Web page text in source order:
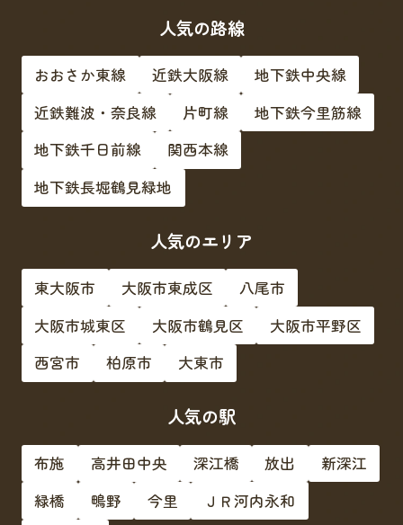
人気の路線
おおさか東線 近鉄大阪線
地下鉄中央線
近鉄難波・奈良線
片町線
地下鉄今里筋線
地下鉄千日前線
関西本線
地下鉄長堀鶴見緑地
人気のエリア
東大阪市 大阪市東成区
八尾市
大阪市城東区
大阪市鶴見区
大阪市平野区
西宮市
柏原市 大東市
人気の駅
布施 高井田中央 深江橋 放出
新深江
緑橋
鴫野 今里
ＪＲ河内永和